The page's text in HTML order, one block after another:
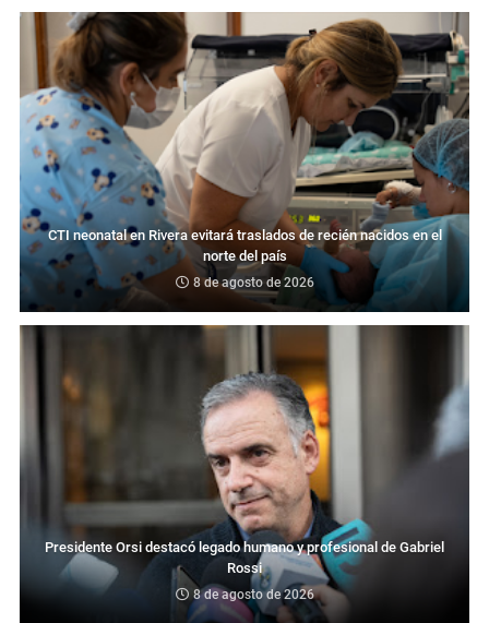
CTI neonatal en Rivera evitará traslados de recién nacidos en el
norte del país
8 de agosto de 2026
Presidente Orsi destacó legado humano y profesional de Gabriel
Rossi
8 de agosto de 2026